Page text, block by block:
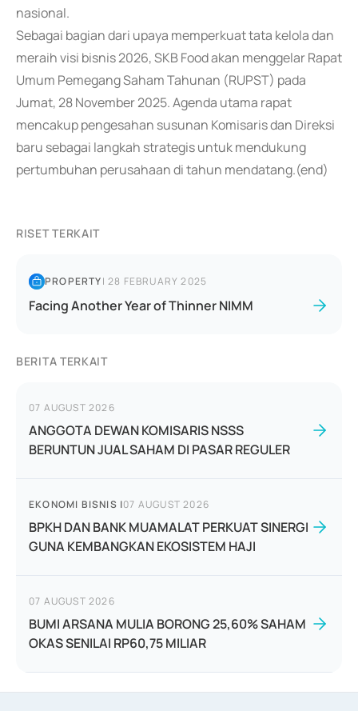
nasional.
Sebagai bagian dari upaya memperkuat tata kelola dan
meraih visi bisnis 2026, SKB Food akan menggelar Rapat
Umum Pemegang Saham Tahunan (RUPST) pada
Jumat, 28 November 2025. Agenda utama rapat
mencakup pengesahan susunan Komisaris dan Direksi
baru sebagai langkah strategis untuk mendukung
pertumbuhan perusahaan di tahun mendatang.(end)
RISET TERKAIT
PROPERTY|28 FEBRUARY 2025
Facing Another Year of Thinner NIMM
BERITA TERKAIT
07 AUGUST 2026
ANGGOTA DEWAN KOMISARIS NSSS
BERUNTUN JUAL SAHAM DI PASAR REGULER
EKONOMI BISNIS |07 AUGUST 2026
BPKH DAN BANK MUAMALAT PERKUAT SINERGI
GUNA KEMBANGKAN EKOSISTEM HAJI
07 AUGUST 2026
BUMI ARSANA MULIA BORONG 25,60% SAHAM
OKAS SENILAI RP60,75 MILIAR